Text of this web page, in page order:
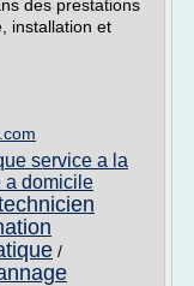
des prestations
installation et
service a la
a domicile
/